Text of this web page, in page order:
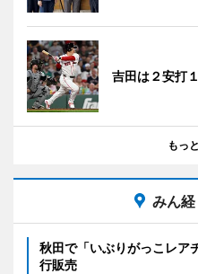
吉田は２安打
もっ
みん
秋田で「いぶりがっこレ
行販売